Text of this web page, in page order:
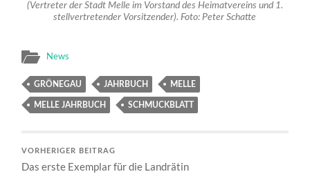
(Vertreter der Stadt Melle im Vorstand des Heimatvereins und 1.
stellvertretender Vorsitzender). Foto: Peter Schatte
News
GRÖNEGAU JAHRBUCH MELLE
MELLE JAHRBUCH SCHMUCKBLATT
VORHERIGER BEITRAG
Das erste Exemplar für die Landrätin